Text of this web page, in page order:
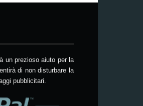
un prezioso aiuto per la
di non disturbare la
pubblicitari.